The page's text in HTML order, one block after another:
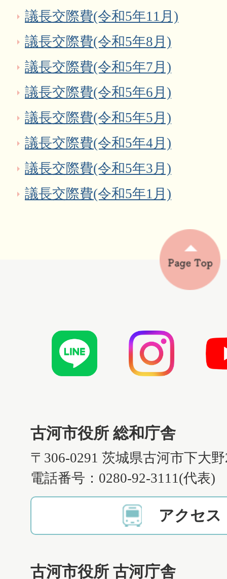
議長交際費(令和5年11月)
議長交際費(令和5年8月)
議長交際費(令和5年7月)
議長交際費(令和5年6月)
議長交際費(令和5年5月)
議長交際費(令和5年4月)
議長交際費(令和5年3月)
議長交際費(令和5年1月)
古河市役所 総和庁舎
〒306-0291 茨城県古河市下大
電話番号：0280-92-3111(代表)
アクセス
古河市役所 古河庁舎